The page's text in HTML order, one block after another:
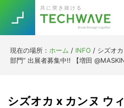
primary
navigation
main
content
primary
sidebar
footer
共に突き抜ける
現在の場所： ホーム / INFO / シズオ
部門” 出展者募集中!! 【増田 @MASKIN
シズオカ x カンヌ ウ
Trend 今話題の注目キーワード